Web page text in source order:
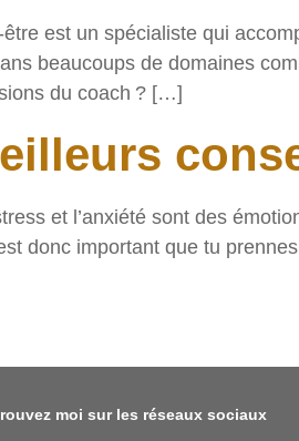
est un spécialiste qui
beaucoups de domaines
du coach ? […]
et l’anxiété sont des
donc important que tu
moi sur les réseaux sociaux